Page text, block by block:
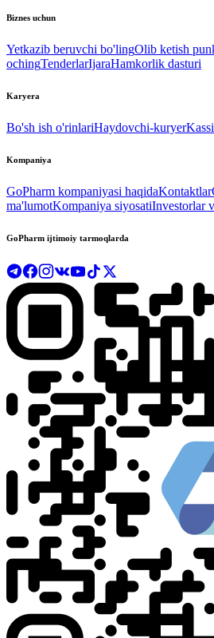
Biznes uchun
Yetkazib beruvchi bo'lingOlib ketish
ochingTenderlarIjaraHamkorlik dasturi
Karyera
Bo'sh ish o'rinlariHaydovchi-kuryer
Kompaniya
GoPharm kompaniyasi haqidaKontaktlar
ma'lumotKompaniya siyosatiInvestorlar
GoPharm ijtimoiy tarmoqlarda